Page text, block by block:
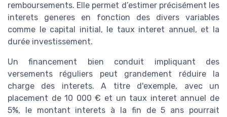
remboursements. Elle permet d’estimer précisément les
interets generes en fonction des divers variables
comme le capital initial, le taux interet annuel, et la
durée investissement.
Un financement bien conduit impliquant des
versements réguliers peut grandement réduire la
charge des interets. A titre d'exemple, avec un
placement de 10 000 € et un taux interet annuel de
5%, le montant interets à la fin de 5 ans pourrait